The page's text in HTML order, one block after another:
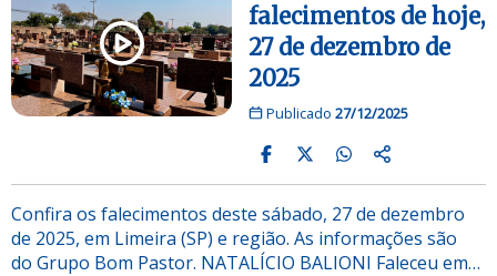
falecimentos de hoje,
27 de dezembro de
2025
Publicado 27/12/2025
Confira os falecimentos deste sábado, 27 de dezembro
de 2025, em Limeira (SP) e região. As informações são
do Grupo Bom Pastor. NATALÍCIO BALIONI Faleceu em…